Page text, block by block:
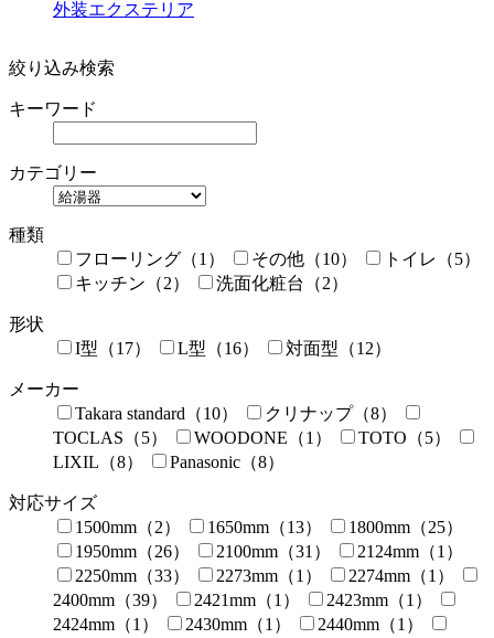
外装エクステリア
絞り込み検索
キーワード
カテゴリー
種類
フローリング（1）
その他（10）
トイレ（5）
キッチン（2）
洗面化粧台（2）
形状
I型（17）
L型（16） 対面型（12）
メーカー
Takara standard（10）
クリナップ（8）
TOCLAS（5）
WOODONE（1）
TOTO（5）
LIXIL（8）
Panasonic（8）
対応サイズ
1500mm（2）
1650mm（13）
1800mm（25）
1950mm（26）
2100mm（31）
2124mm（1）
2250mm（33）
2273mm（1）
2274mm（1）
2400mm（39）
2421mm（1）
2423mm（1）
2424mm（1）
2430mm（1）
2440mm（1）